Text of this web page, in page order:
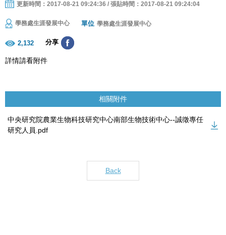
更新時間：2017-08-21 09:24:36 / 張貼時間：2017-08-21 09:24:04
學務處生涯發展中心 單位 學務處生涯發展中心
2,132 分享
詳情請看附件
相關附件
中央研究院農業生物科技研究中心南部生物技術中心--誠徵專任
研究人員.pdf
Back